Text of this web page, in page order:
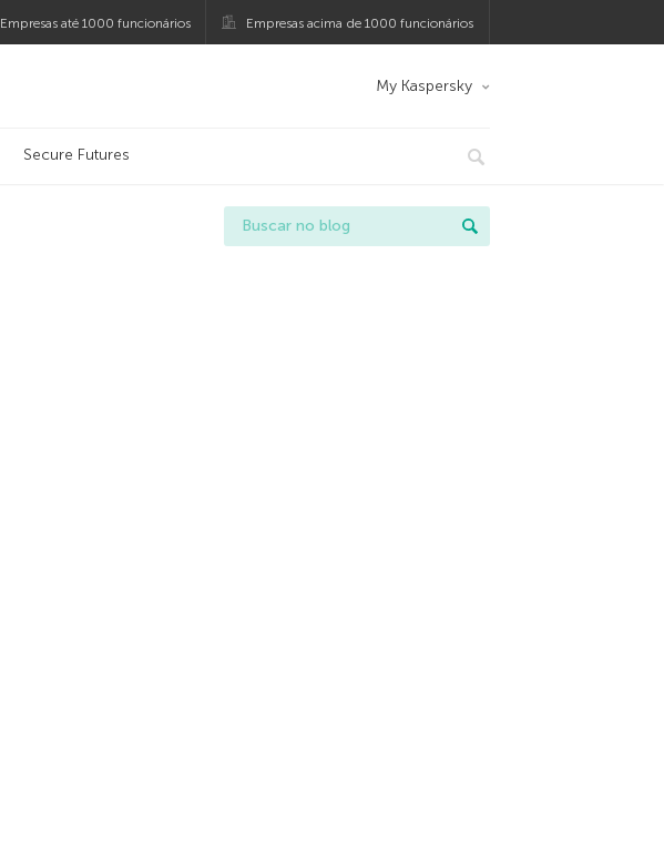
Empresas até 1000 funcionários Empresas acima de 1000 funcionários
My Kaspersky
Secure Futures